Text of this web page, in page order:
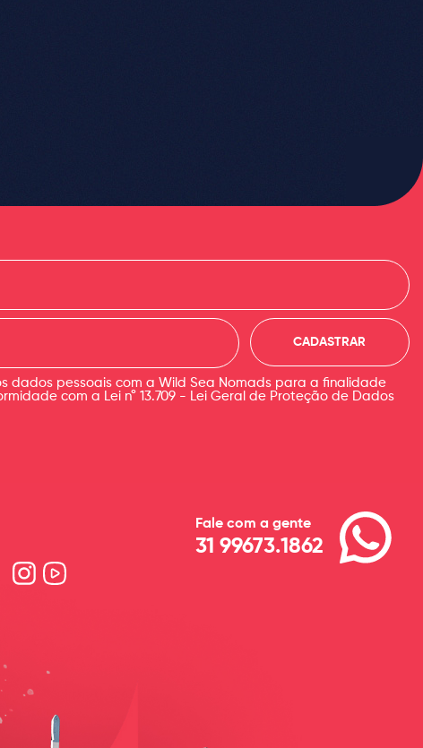
CADASTRAR
dados pessoais com a Wild Sea Nomads para a finalidade
com a Lei n° 13.709 - Lei Geral de Proteção de Dados
Fale com a gente
31 99673.1862